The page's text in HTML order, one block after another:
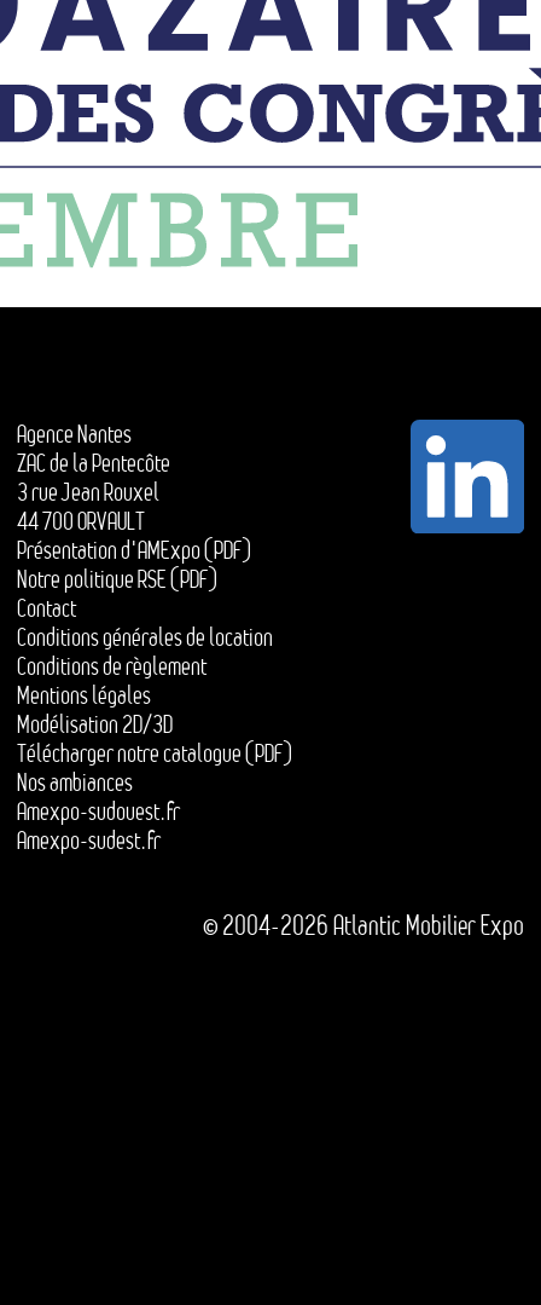
Agence Nantes
ZAC de la Pentecôte
3 rue Jean Rouxel
44 700 ORVAULT
Présentation d'AMExpo (PDF)
Notre politique RSE (PDF)
Contact
Conditions générales de location
Conditions de règlement
Mentions légales
Modélisation 2D/3D
Télécharger notre catalogue (PDF)
Nos ambiances
Amexpo-sudouest.fr
Amexpo-sudest.fr
© 2004-2026 Atlantic Mobilier Expo